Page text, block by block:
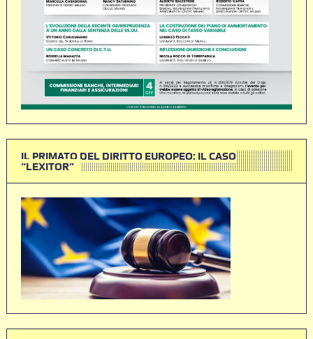
IL PRIMATO DEL DIRITTO EUROPEO: IL CASO
“LEXITOR”